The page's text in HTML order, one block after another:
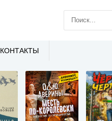
КОНТАКТЫ